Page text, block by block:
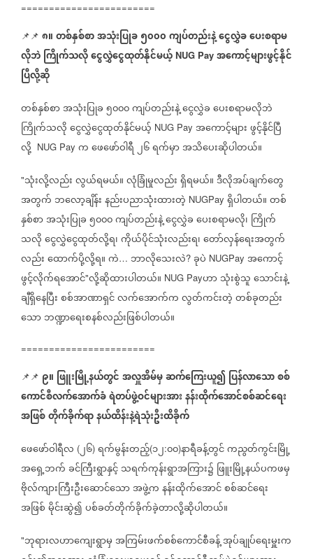
========================
📌📌 ၈။တစ်နှစ်စာအသုံးပြုခ၅၀၀၀ကျပ်တည်းနဲ့ငွေလွှဲခပေးစရာမ
လိုဘဲကြိုက်သလိုငွေလွှဲငွေထုတ်နိုင်မယ့် NUG Pay အကောင့်များဖွင့်နိုင်
ပြီလို့ဆို
တစ်နှစ်စာအသုံးပြုခ၅၀၀၀ကျပ်တည်းနဲ့ငွေလွှဲခပေးစရာမလိုဘဲ
ကြိုက်သလိုငွေလွှဲငွေထုတ်နိုင်မယ့် NUG Pay အကောင့်များဖွင့်နိုင်ပြီ
လို့ NUG Pay ကဖေဖော်ဝါရီ၂၆ရက်မှာအသိပေးဆိုပါတယ်။
"သုံးလို့လည်းလွယ်ရမယ်။လုံခြုံမှုလည်းရှိရမယ်။ဒီလိုအပ်ချက်တွေ
အတွက် ဘလော့ချိန်းနည်းပညာသုံးထားတဲ့ NUGPay ရှိပါတယ်။တစ်
နှစ်စာအသုံးပြုခ၅၀၀၀ကျပ်တည်းနဲ့ငွေလွှဲခပေးစရာမလို၊ ကြိုက်
သလိုငွေလွှဲငွေထုတ်လို့ရ၊ကိုယ်ပိုင်သုံးလည်းရ၊တော်လှန်ရေးအတွက်
လည်းထောက်ပို့လို့ရ။ကဲ… ဘာလိုသေးလဲ? ခုပဲ NUGPay အကောင့်
ဖွင့်လိုက်ရအောင်"လို့ဆိုထားပါတယ်။ NUG Payဟာသုံးစွဲသူသောင်းနဲ့
ချီရှိနေပြီးစစ်အာဏာရှင်လက်အောက်ကလွတ်ကင်းတဲ့တစ်ခုတည်း
သောဘဏ္ဍာရေးစနစ်လည်းဖြစ်ပါတယ်။
========================
📌📌 ၉။ ဖြူးမြို့နယ်တွင်အလှူအိမ်မှဆက်ကြေးယူ၍ပြန်လာသောစစ်
ကောင်စီလက်အောက်ခံရဲတပ်ဖွဲ့ဝင်များအားနန်းထိုက်အောင်စစ်ဆင်ရေး
အဖြစ်တိုက်ခိုက်ရာနယ်ထိန်းနဲ့ရဲသုံးဦးထိခိုက်
ဖေဖော်ဝါရီလ (၂၆) ရက်မွန်းတည့်(၁၂:၀၀)နာရီ‌ခန့်တွင်ကညွတ်ကွင်းမြို့
အရှေ့ဘက်ခင်ကြီးရွာနှင့်သရက်ကုန်းရွာအကြား၌ ဖြူးမြို့နယ်ပကဖမှ
ဗိုလ်ကျားကြီးဦးဆောင်သောအဖွဲ့ကနန်းထိုက်အောင်စစ်ဆင်ရေး
အဖြစ်မိုင်းဆွဲ၍ပစ်ခတ်တိုက်ခိုက်ခဲ့တာလို့ဆိုပါတယ်။
"ဘုရားလဟာကျေးရွာမှအကြမ်းဖက်စစ်ကောင်စီခန့်အုပ်ချုပ်ရေးမှူးက